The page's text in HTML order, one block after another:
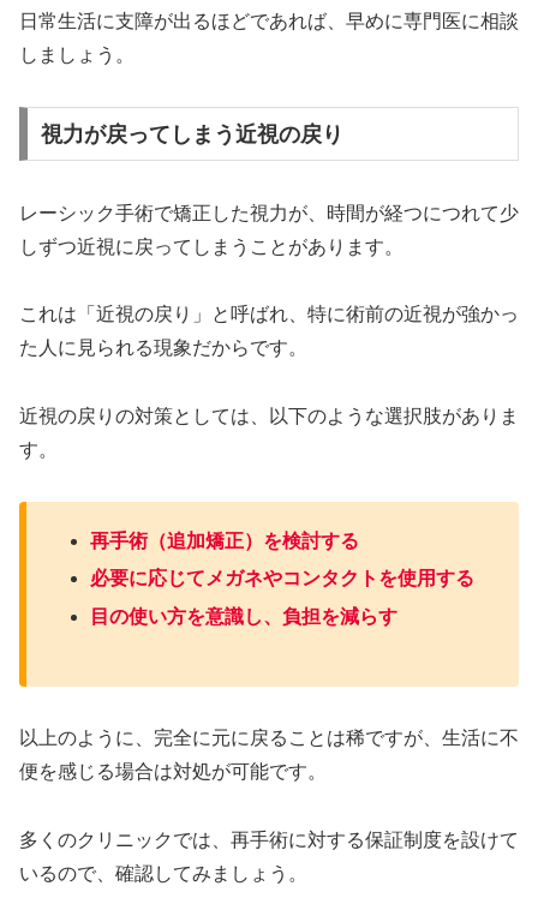
日常生活に支障が出るほどであれば、早めに専門医に相談
しましょう。
視力が戻ってしまう近視の戻り
レーシック手術で矯正した視力が、時間が経つにつれて少
しずつ近視に戻ってしまうことがあります。
これは「近視の戻り」と呼ばれ、特に術前の近視が強かっ
た人に見られる現象だからです。
近視の戻りの対策としては、以下のような選択肢がありま
す。
再手術（追加矯正）を検討する
必要に応じてメガネやコンタクトを使用する
目の使い方を意識し、負担を減らす
以上のように、完全に元に戻ることは稀ですが、生活に不
便を感じる場合は対処が可能です。
多くのクリニックでは、再手術に対する保証制度を設けて
いるので、確認してみましょう。